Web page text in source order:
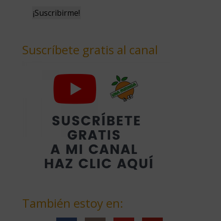
Suscríbete gratis al canal
También estoy en: